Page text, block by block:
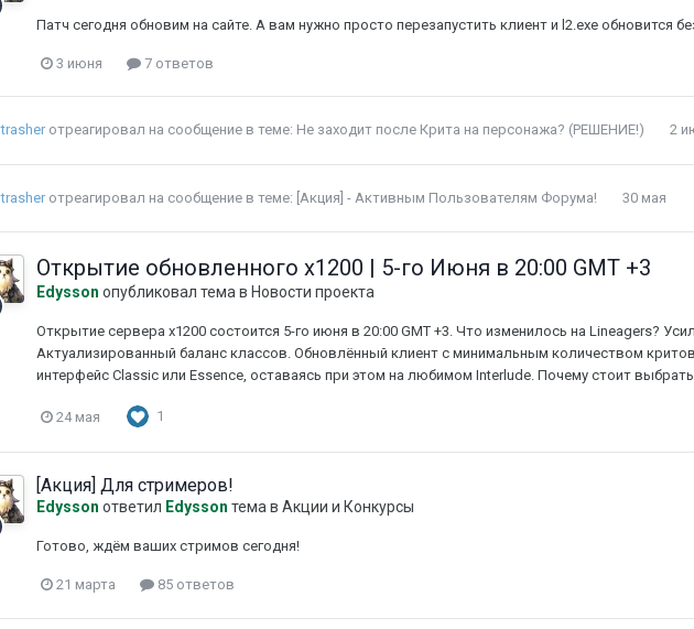
Патч сегодня обновим на сайте. А вам нужно просто перезапустить клиент и l2.exe обновится
3 июня 7 ответов
trasherотреагировал на сообщение в теме: Не заходит после Крита на персонажа? (РЕШЕНИЕ!) 2
trasherотреагировал на сообщение в теме: [Акция] - Активным Пользователям Форума! 30 мая
Открытие обновленного x1200 | 5-го Июня в 20:00 GMT +3
Edysson опубликовал тема в Новости проекта
Открытие сервера x1200 состоится 5-го июня в 20:00 GMT +3. Что изменилось на Lineagers?
Актуализированный баланс классов. Обновлённый клиент с минимальным количеством
интерфейс Classic или Essence, оставаясь при этом на любимом Interlude. Почему стоит
24 мая 1
[Акция] Для стримеров!
Edysson ответил Edysson тема в Акции и Конкурсы
Готово, ждём ваших стримов сегодня!
21 марта 85 ответов